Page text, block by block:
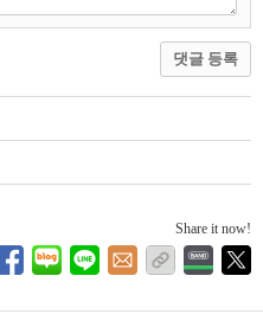
댓글 등록
Share it now!